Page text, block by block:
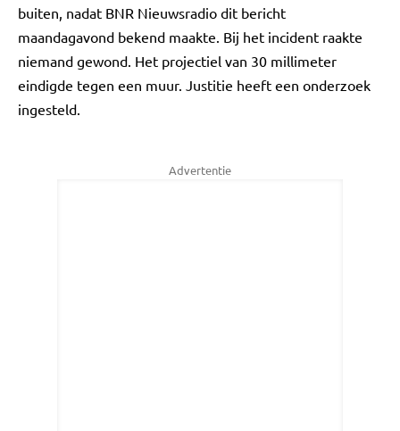
buiten, nadat BNR Nieuwsradio dit bericht
maandagavond bekend maakte. Bij het incident raakte
niemand gewond. Het projectiel van 30 millimeter
eindigde tegen een muur. Justitie heeft een onderzoek
ingesteld.
Advertentie